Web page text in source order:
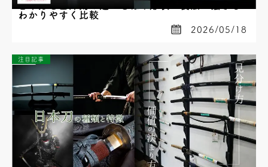
日本刀と西洋剣の違いとは？形状・製法・強さを
わかりやすく比較
2026/05/18
注目記事